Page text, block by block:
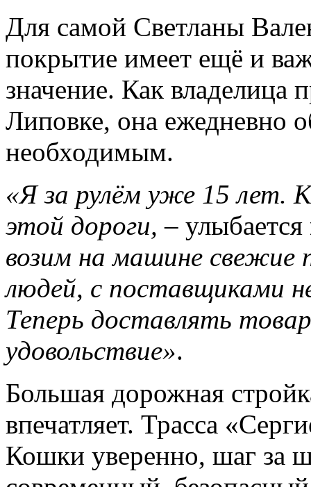
Для самой Светланы
покрытие имеет ещё и
значение. Как владелица
Липовке, она ежедневно
необходимым.
«Я за рулём уже 15 лет.
этой дороги, – улыбается
возим на машине свежие
людей, с поставщиками
Теперь доставлять
удовольствие».
Большая дорожная
впечатляет. Трасса
Кошки уверенно, шаг за